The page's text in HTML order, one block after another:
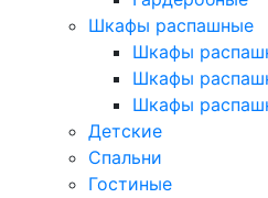
Шкафы распашные
Шкафы
Шкафы
Шкафы
Детские
Спальни
Гостиные